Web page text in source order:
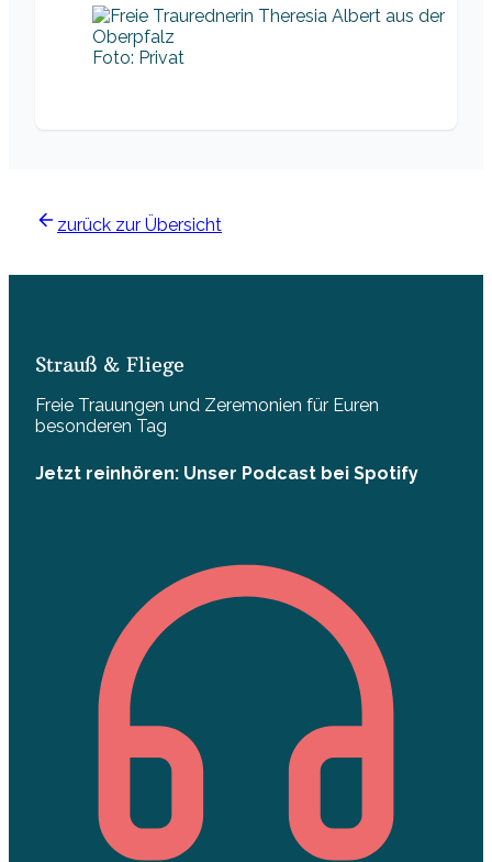
Foto: Privat
zurück zur Übersicht
Strauß & Fliege
Freie Trauungen und Zeremonien für Euren
besonderen Tag
Jetzt reinhören: Unser Podcast bei Spotify